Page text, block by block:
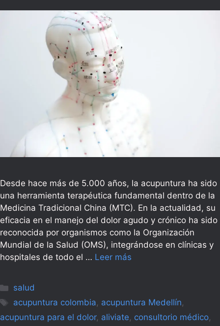
Desde hace más de 5.000 años, la acupuntura ha sido
una herramienta terapéutica fundamental dentro de la
Medicina Tradicional China (MTC). En la actualidad, su
eficacia en el manejo del dolor agudo y crónico ha sido
reconocida por organismos como la Organización
Mundial de la Salud (OMS), integrándose en clínicas y
hospitales de todo el … Leer más
Categorías
salud
Etiquetas
acupuntura colombia, acupuntura Medellín,
acupuntura para el dolor, aliviate, consultorio médico,